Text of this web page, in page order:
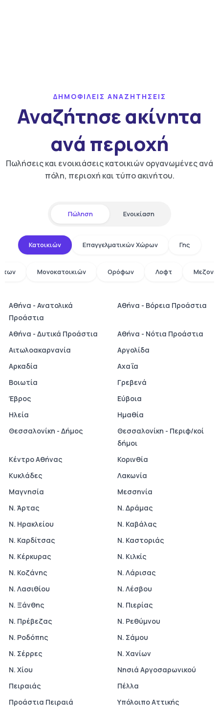
ΔΗΜΟΦΙΛΕΙΣ ΑΝΑΖΗΤΗΣΕΙΣ
Αναζήτησε ακίνητα
ανά περιοχή
Πωλήσεις και ενοικιάσεις κατοικιών οργανωμένες ανά
πόλη, περιοχή και τύπο ακινήτου.
Πώληση Ενοικίαση
Κατοικιών Επαγγελματικών Χώρων Γης
Μονοκατοικιών Ορόφων Λοφτ
Αθήνα - Ανατολικά
Προάστια
Αθήνα - Βόρεια Προάστια
Αθήνα - Δυτικά Προάστια
Αθήνα - Νότια Προάστια
Αιτωλοακαρνανία
Αργολίδα
Αρκαδία
Αχαΐα
Βοιωτία
Γρεβενά
Έβρος
Εύβοια
Ηλεία
Ημαθία
Θεσσαλονίκη - Δήμος
Θεσσαλονίκη - Περιφ/κοί
δήμοι
Κέντρο Αθήνας
Κορινθία
Κυκλάδες
Λακωνία
Μαγνησία
Μεσσηνία
Ν. Άρτας
Ν. Δράμας
Ν. Ηρακλείου
Ν. Καβάλας
Ν. Καρδίτσας
Ν. Καστοριάς
Ν. Κέρκυρας
Ν. Κιλκίς
Ν. Κοζάνης
Ν. Λάρισας
Ν. Λασιθίου
Ν. Λέσβου
Ν. Ξάνθης
Ν. Πιερίας
Ν. Πρέβεζας
Ν. Ρεθύμνου
Ν. Ροδόπης
Ν. Σάμου
Ν. Σέρρες
Ν. Χανίων
Ν. Χίου
Νησιά Αργοσαρωνικού
Πειραιάς
Πέλλα
Προάστια Πειραιά
Υπόλοιπο Αττικής